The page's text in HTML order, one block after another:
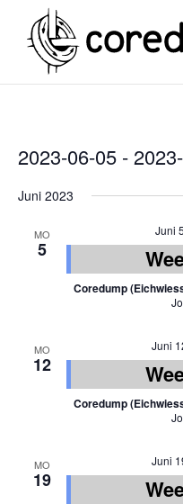
2023-06-05 -
Juni 2023
MO
5
Juni
Coredump
MO
12
Juni
Coredump
MO
19
Juni